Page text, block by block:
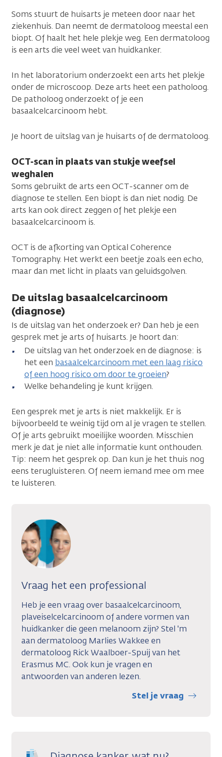
Soms stuurt de huisarts je meteen door naar het
ziekenhuis. Dan neemt de dermatoloog meestal een
biopt. Of haalt het hele plekje weg. Een dermatoloog
is een arts die veel weet van huidkanker.
In het laboratorium onderzoekt een arts het plekje
onder de microscoop. Deze arts heet een patholoog.
De patholoog onderzoekt of je een
basaalcelcarcinoom hebt.
Je hoort de uitslag van je huisarts of de dermatoloog.
OCT-scan in plaats van stukje weefsel
weghalen
Soms gebruikt de arts een OCT-scanner om de
diagnose te stellen. Een biopt is dan niet nodig. De
arts kan ook direct zeggen of het plekje een
basaalcelcarcinoom is.
OCT is de afkorting van Optical Coherence
Tomography. Het werkt een beetje zoals een echo,
maar dan met licht in plaats van geluidsgolven.
De uitslag basaalcelcarcinoom
(diagnose)
Is de uitslag van het onderzoek er? Dan heb je een
gesprek met je arts of huisarts. Je hoort dan:
De uitslag van het onderzoek en de diagnose: is
het een basaalcelcarcinoom met een laag risico
of een hoog risico om door te groeien?
Welke behandeling je kunt krijgen.
Een gesprek met je arts is niet makkelijk. Er is
bijvoorbeeld te weinig tijd om al je vragen te stellen.
Of je arts gebruikt moeilijke woorden. Misschien
merk je dat je niet alle informatie kunt onthouden.
Tip: neem het gesprek op. Dan kun je het thuis nog
eens terugluisteren. Of neem iemand mee om mee
te luisteren.
Vraag het een professional
Heb je een vraag over basaalcelcarcinoom,
plaveiselcelcarcinoom of andere vormen van
huidkanker die geen melanoom zijn? Stel 'm
aan dermatoloog Marlies Wakkee en
dermatoloog Rick Waalboer-Spuij van het
Erasmus MC. Ook kun je vragen en
antwoorden van anderen lezen.
Stel je vraag